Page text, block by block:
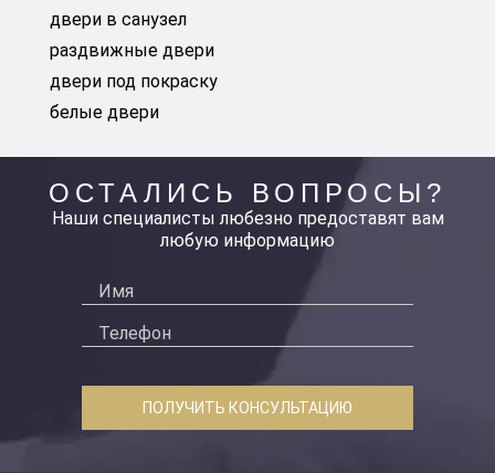
двери в санузел
раздвижные двери
двери под покраску
белые двери
ОСТАЛИСЬ ВОПРОСЫ?
Наши специалисты любезно предоставят вам
любую информацию
ПОЛУЧИТЬ КОНСУЛЬТАЦИЮ